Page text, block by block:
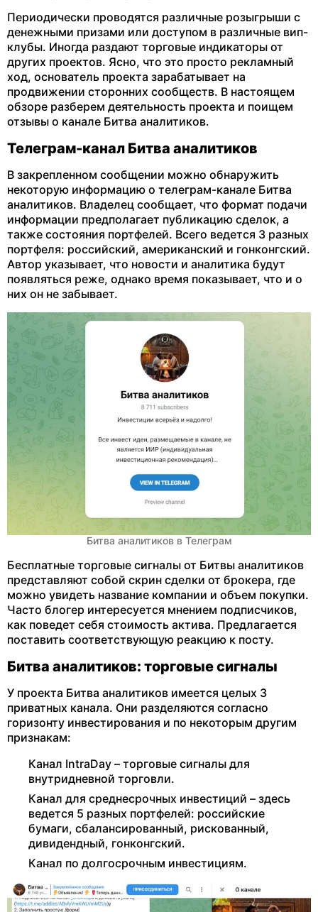
Периодически проводятся различные розыгрыши с
денежными призами или доступом в различные вип-
клубы. Иногда раздают торговые индикаторы от
других проектов. Ясно, что это просто рекламный
ход, основатель проекта зарабатывает на
продвижении сторонних сообществ. В настоящем
обзоре разберем деятельность проекта и поищем
отзывы о канале Битва аналитиков.
Телеграм-канал Битва аналитиков
В закрепленном сообщении можно обнаружить
некоторую информацию о телеграм-канале Битва
аналитиков. Владелец сообщает, что формат подачи
информации предполагает публикацию сделок, а
также состояния портфелей. Всего ведется 3 разных
портфеля: российский, американский и гонконгский.
Автор указывает, что новости и аналитика будут
появляться реже, однако время показывает, что и о
них он не забывает.
Битва аналитиков в Телеграм
Бесплатные торговые сигналы от Битвы аналитиков
представляют собой скрин сделки от брокера, где
можно увидеть название компании и объем покупки.
Часто блогер интересуется мнением подписчиков,
как поведет себя стоимость актива. Предлагается
поставить соответствующую реакцию к посту.
Битва аналитиков: торговые сигналы
У проекта Битва аналитиков имеется целых 3
приватных канала. Они разделяются согласно
горизонту инвестирования и по некоторым другим
признакам:
Канал IntraDay – торговые сигналы для
внутридневной торговли.
Канал для среднесрочных инвестиций – здесь
ведется 5 разных портфелей: российские
бумаги, сбалансированный, рискованный,
дивидендный, гонконгский.
Канал по долгосрочным инвестициям.